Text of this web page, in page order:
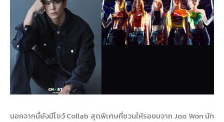
นอกจากนี้ยังมีโชว์ Collab สุดพิเศษที่ชวนให้รอชมจาก Joo Won นัก